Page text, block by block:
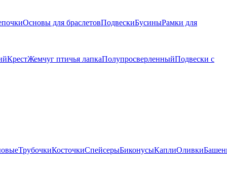
Основы для браслетовПодвескиБусиныРамки для
КрестЖемчуг птичья лапкаПолупросверленныйПодвески с
ТрубочкиКосточкиСпейсерыБиконусыКаплиОливки